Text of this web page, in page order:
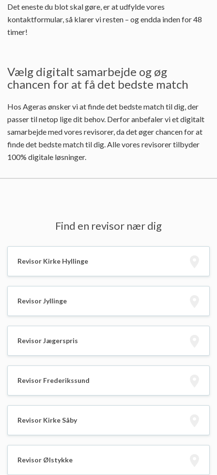
Det eneste du blot skal gøre, er at udfylde vores
kontaktformular, så klarer vi resten – og endda inden for 48
timer!
Vælg digitalt samarbejde og øg
chancen for at få det bedste match
Hos Ageras ønsker vi at finde det bedste match til dig, der
passer til netop lige dit behov. Derfor anbefaler vi et digitalt
samarbejde med vores revisorer, da det øger chancen for at
finde det bedste match til dig. Alle vores revisorer tilbyder
100% digitale løsninger.
Find en revisor nær dig
Revisor Kirke Hyllinge
Revisor Jyllinge
Revisor Jægerspris
Revisor Frederikssund
Revisor Kirke Såby
Revisor Ølstykke